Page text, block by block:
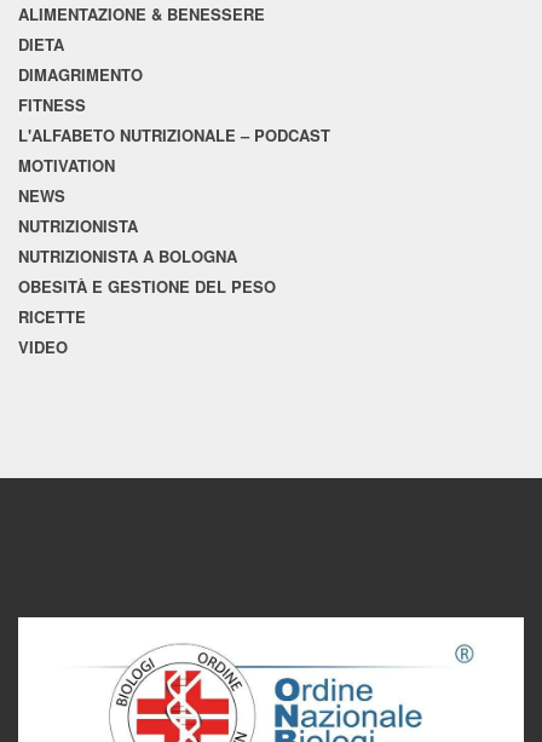
ALIMENTAZIONE & BENESSERE
DIETA
DIMAGRIMENTO
FITNESS
L'ALFABETO NUTRIZIONALE – PODCAST
MOTIVATION
NEWS
NUTRIZIONISTA
NUTRIZIONISTA A BOLOGNA
OBESITÀ E GESTIONE DEL PESO
RICETTE
VIDEO